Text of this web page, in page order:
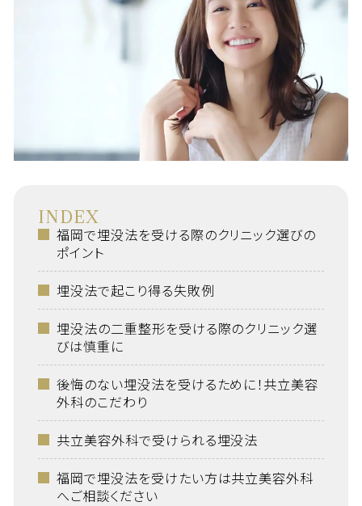
INDEX
福岡で埋没法を受ける際のクリニック選びの
ポイント
埋没法で起こり得る失敗例
埋没法の二重整形を受ける際のクリニック選
びは慎重に
後悔のない埋没法を受けるために！共立美容
外科のこだわり
共立美容外科で受けられる埋没法
福岡で埋没法を受けたい方は共立美容外科
へご相談ください